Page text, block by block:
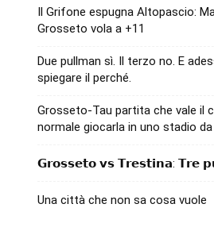
Il Grifone espugna Altopascio:
Grosseto vola a +11
Due pullman sì. Il terzo no. E
spiegare il perché.
Grosseto-Tau partita che vale il
normale giocarla in uno stadio
𝗚𝗿𝗼𝘀𝘀𝗲𝘁𝗼 𝘃𝘀 𝗧𝗿𝗲𝘀𝘁𝗶𝗻𝗮: 𝗧𝗿𝗲
Una città che non sa cosa vuole